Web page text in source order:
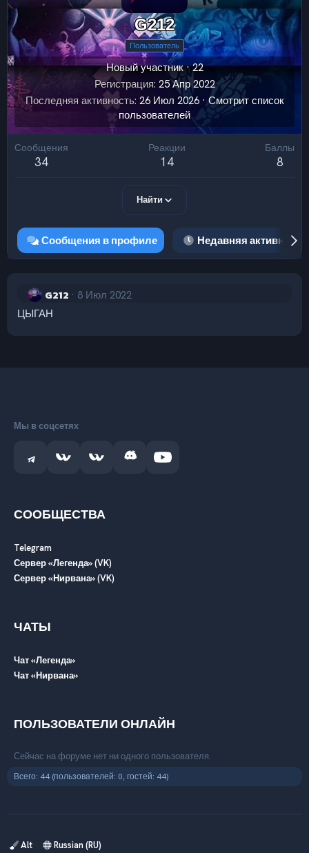
G212
Пользователь
Новый участник ·22
Регистрация 25 Апр 2022
Последняя активность 26 Июл 2026 ·Смотрит список
пользователей
Сообщения
34
Реакции
14
Баллы
8
Найти
Сообщения в профиле Недавняя активность
G212
8 Июл 2022
ЦЫГАН
Мы в соцсетях
СООБЩЕСТВА
Telegram
Сервер «Легенда» (VK)
Сервер «Нирвана» (VK)
ЧАТЫ
Чат «Легенда»
Чат «Нирвана»
ПОЛЬЗОВАТЕЛИ ОНЛАЙН
Сейчас на форуме нет ни одного пользователя.
Всего: 44 (пользователей: 0, гостей: 44)
Alt Russian (RU)